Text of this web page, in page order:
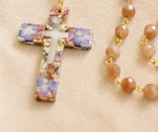
d’estomac et les
pour réguler le diabète,
nerveux. Elle aide à
comme la démence
également la sclérose
de circulation sanguine
artérielle. Elle agit en
efficace pour lutter
La Rhodochrosite
ou douloureux. Elle magnifie
douloureuses. Elle est
de compréhension et de